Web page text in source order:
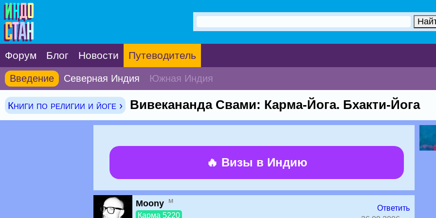
Форум Блог Новости Путеводитель
Введение Северная Индия Южная Индия
Книги по религии и йоге › Вивекананда Свами: Карма-Йога. Бхакти-Йога
🔥 Визы в Индию
Moony м
Карма 5220
Ответить